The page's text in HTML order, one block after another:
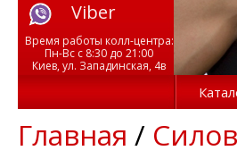
Viber
Время работы колл-центра:
Пн-Вс с 8:30 до 21:00
Киев, ул. Западинская, 4в
Главная /